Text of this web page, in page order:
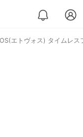
エトヴォス) タイムレ